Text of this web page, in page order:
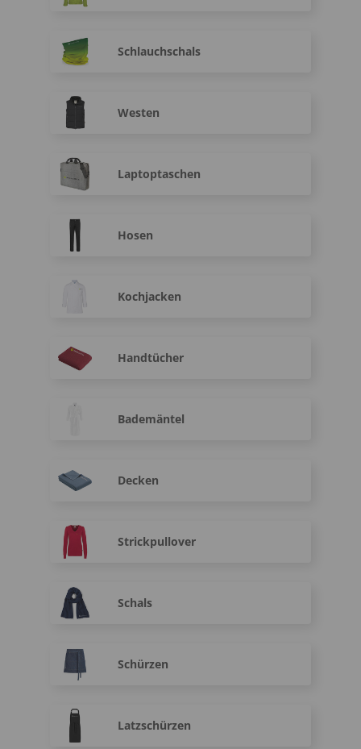
Schlauchschals
Westen
Laptoptaschen
Hosen
Kochjacken
Handtücher
Bademäntel
Decken
Strickpullover
Schals
Schürzen
Latzschürzen